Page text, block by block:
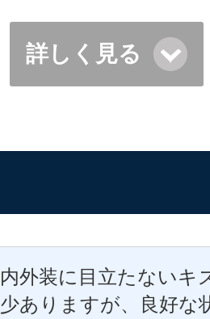
詳しく見る
内外装に目立たないキ
少ありますが、良好な